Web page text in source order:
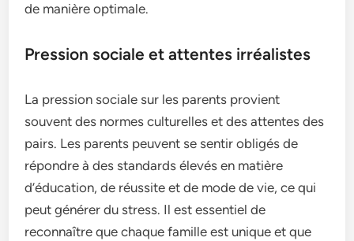
de manière optimale.
Pression sociale et attentes irréalistes
La pression sociale sur les parents provient
souvent des normes culturelles et des attentes des
pairs. Les parents peuvent se sentir obligés de
répondre à des standards élevés en matière
d’éducation, de réussite et de mode de vie, ce qui
peut générer du stress. Il est essentiel de
reconnaître que chaque famille est unique et que